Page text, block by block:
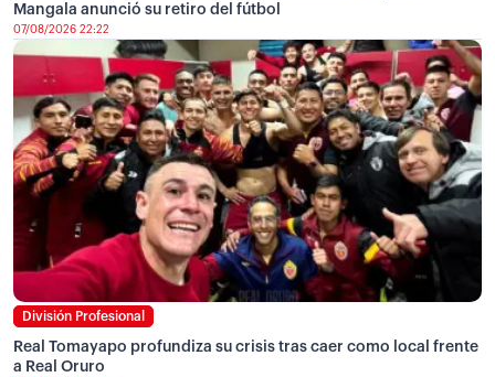
Mangala anunció su retiro del fútbol
07/08/2026 22:22
División Profesional
Real Tomayapo profundiza su crisis tras caer como local frente
a Real Oruro